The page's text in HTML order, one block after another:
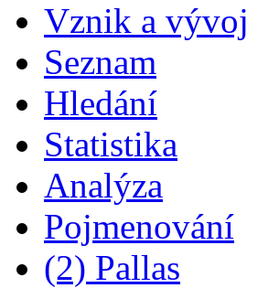
Vznik a vývoj
Seznam
Hledání
Statistika
Analýza
Pojmenování
(2) Pallas